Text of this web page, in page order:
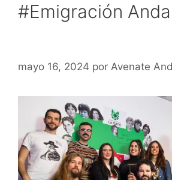
#Emigración
mayo 16, 2024 por Avenate